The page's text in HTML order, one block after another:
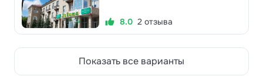
8.0 2 отзыва
Показать все варианты